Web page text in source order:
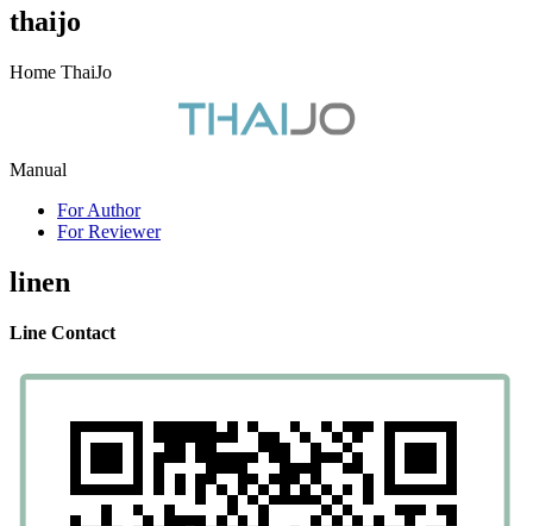
thaijo
Home ThaiJo
Manual
For Author
For Reviewer
linen
Line Contact